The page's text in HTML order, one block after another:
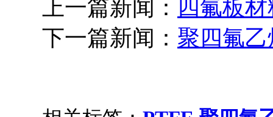
上一篇新闻： 四氟板
下一篇新闻： 聚四氟